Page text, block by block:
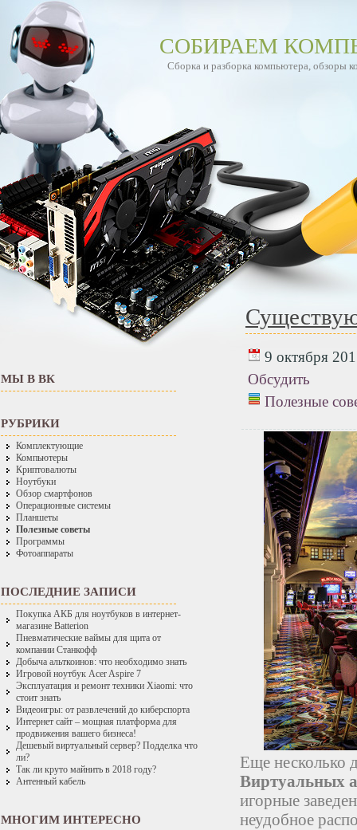
СОБИРАЕМ
Сборка и разборка компьютера, обзоры
МЫ В ВК
РУБРИКИ
Комплектующие
Компьютеры
Криптовалюты
Ноутбуки
Обзор смартфонов
Операционные системы
Планшеты
Полезные советы
Программы
Фотоаппараты
ПОСЛЕДНИЕ ЗАПИСИ
Покупка АКБ для ноутбуков в интернет-
магазине Batterion
Пневматические ваймы для щита от
компании Станкофф
Добыча альткоинов: что необходимо знать
Игровой ноутбук Acer Aspire 7
Эксплуатация и ремонт техники Xiaomi: что
стоит знать
Видеоигры: от развлечений до киберспорта
Интернет сайт – мощная платформа для
продвижения вашего бизнеса!
Дешевый виртуальный сервер? Подделка что
ли?
Так ли круто майнить в 2018 году?
Антенный кабель
МНОГИМ ИНТЕРЕСНО
9 октября
Обсудить
Полезные
Еще несколько
Виртуальных
игорные
неудобное